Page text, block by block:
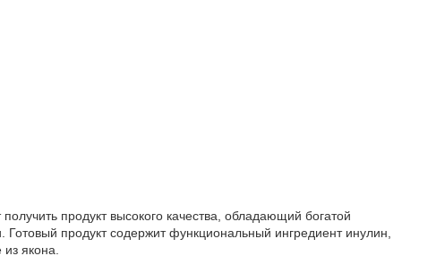
продукт высокого качества, обладающий богатой
продукт содержит функциональный ингредиент инулин,
якона.